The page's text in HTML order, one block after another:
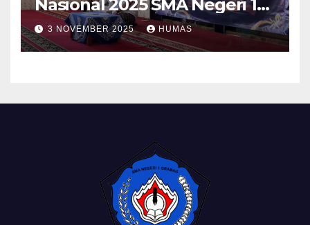
Nasional 2025 SMA Negeri 1
Grabag
3 NOVEMBER 2025 HUMAS